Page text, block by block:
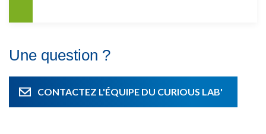
Une question ?
CONTACTEZ L'ÉQUIPE DU CURIOUS LAB'